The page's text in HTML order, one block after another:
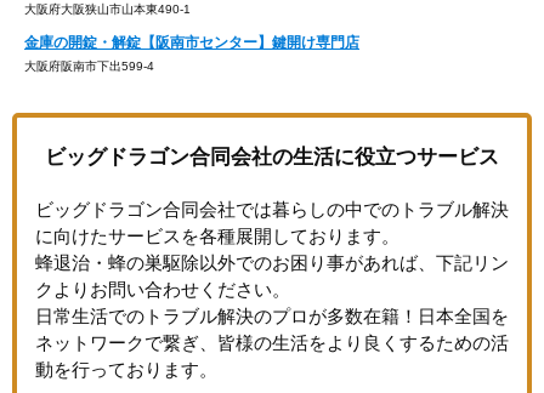
大阪府大阪狭山市山本東490-1
金庫の開錠・解錠【阪南市センター】鍵開け専門店
大阪府阪南市下出599-4
ビッグドラゴン合同会社の生活に役立つサービス
ビッグドラゴン合同会社では暮らしの中でのトラブル解決
に向けたサービスを各種展開しております。
蜂退治・蜂の巣駆除以外でのお困り事があれば、下記リン
クよりお問い合わせください。
日常生活でのトラブル解決のプロが多数在籍！日本全国を
ネットワークで繋ぎ、皆様の生活をより良くするための活
動を行っております。